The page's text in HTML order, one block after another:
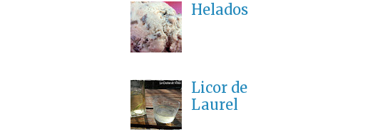
Helados
Licor de
Laurel